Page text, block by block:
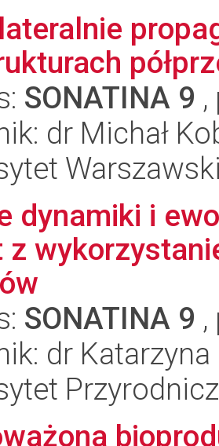
SONATINA 9
dr Michał
dynamiki i
z
SONATINA 9
dr